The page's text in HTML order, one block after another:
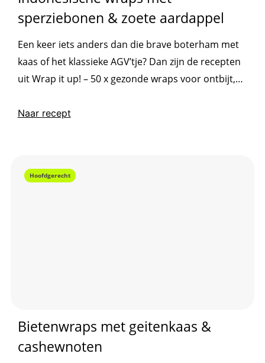
sperziebonen & zoete aardappel
Een keer iets anders dan die brave boterham met
kaas of het klassieke AGV’tje? Dan zijn de recepten
uit Wrap it up! – 50 x gezonde wraps voor ontbijt,
volkorentortilla of ijsbergsla als basis is, met ei
Naar recept
Hoofdgerecht
Bietenwraps met geitenkaas &
cashewnoten